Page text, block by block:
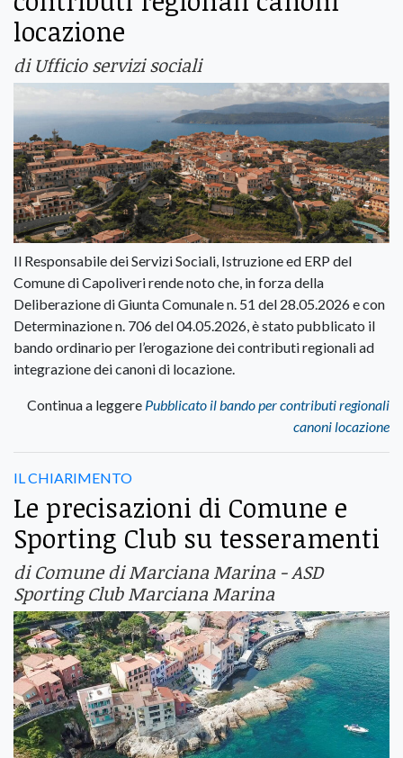
locazione
di Ufficio servizi sociali
Il Responsabile dei Servizi Sociali, Istruzione ed ERP del
Comune di Capoliveri rende noto che, in forza della
Deliberazione di Giunta Comunale n. 51 del 28.05.2026 e con
Determinazione n. 706 del 04.05.2026, è stato pubblicato il
bando ordinario per l’erogazione dei contributi regionali ad
integrazione dei canoni di locazione.
Continua a leggere Pubblicato il bando per contributi regionali
canoni locazione
IL CHIARIMENTO
Le precisazioni di Comune e
Sporting Club su tesseramenti
di Comune di Marciana Marina - ASD
Sporting Club Marciana Marina